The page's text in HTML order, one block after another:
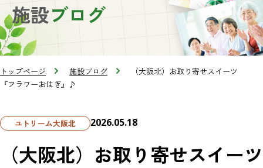
施設ブログ
トップページ 施設ブログ
（大阪北）お取り寄せスイーツ
『フラワーおはぎ』♪
ユトリーム大阪北 2026.05.18
（大阪北）お取り寄せスイーツ